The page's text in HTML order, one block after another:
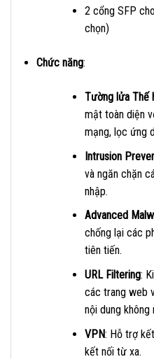
2 cổng SFP
chọn)
Chức năng:
Tường lửa Thế
mật toàn diện
mạng, lọc ứng
Intrusion
và ngăn chặn
nhập.
Advanced
chống lại các
tiên tiến.
URL Filtering:
các trang web
nội dung không
VPN: Hỗ trợ
kết nối từ xa.